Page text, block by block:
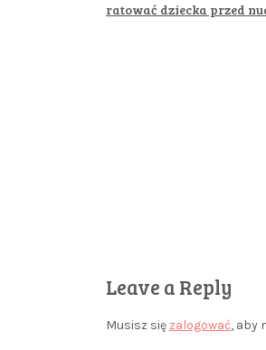
ratować dziecka przed
Leave a Reply
Musisz się zalogować, aby